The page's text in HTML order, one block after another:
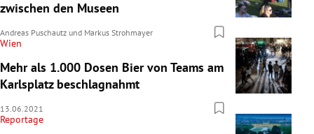
zwischen den Museen
Andreas Puschautz und Markus Strohmayer
Wien
Mehr als 1.000 Dosen Bier von Teams am
Karlsplatz beschlagnahmt
13.06.2021
Reportage